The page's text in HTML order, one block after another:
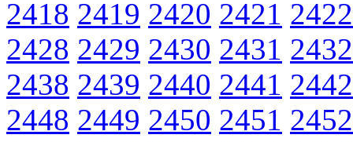
2418 2419 2420 2421 2422
2428 2429 2430 2431 2432
2438 2439 2440 2441 2442
2448 2449 2450 2451 2452